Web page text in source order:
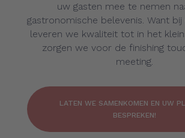
uw gasten mee te nemen
gastronomische belevenis. Want
leveren we kwaliteit tot in het
zorgen we voor de finishing
meeting.
LATEN WE SAMENKOMEN EN UW
BESPREKEN!